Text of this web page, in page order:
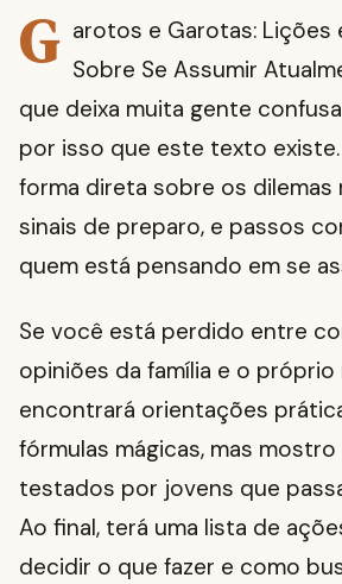
G arotos e Garotas: Lições
Sobre Se Assumir
que deixa muita gente
por isso que este texto
forma direta sobre os dilemas
sinais de preparo, e passos
quem está pensando em se
Se você está perdido entre
opiniões da família e o próprio
encontrará orientações
fórmulas mágicas, mas
testados por jovens que
Ao final, terá uma lista de
decidir o que fazer e como